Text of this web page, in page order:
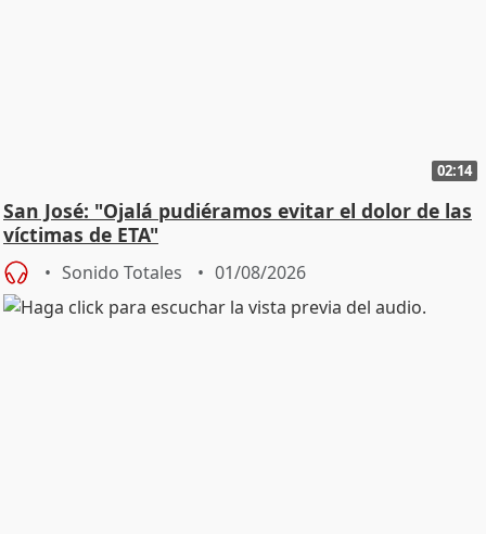
02:14
San José: "Ojalá pudiéramos evitar el dolor de las
víctimas de ETA"
Sonido Totales 01/08/2026